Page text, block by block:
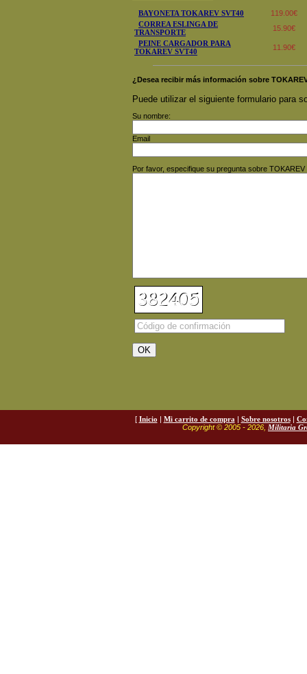
BAYONETA TOKAREV SVT40
119.00€
CORREA ESLINGA DE
TRANSPORTE
15.90€
PEINE CARGADOR PARA
TOKAREV SVT40
11.90€
¿Desea recibir más información sobre
Puede utilizar el siguiente formulario para
Su nombre:
Email
Por favor, especifique su pregunta sobre TOKAREV
[ Inicio | Mi carrito de compra | Sobre nosotros|
Copyright © 2005 - 2026, Militaria